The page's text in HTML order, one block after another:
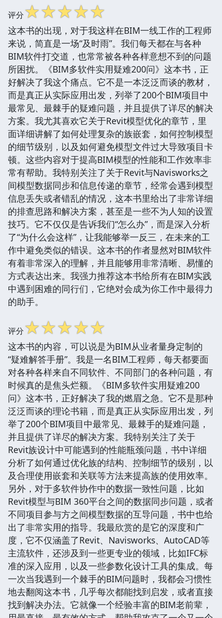
评分☆☆☆☆☆
这本书的出现，对于我这样在BIM一线工作的工程师
来说，简直是一场“及时雨”。我们每天都在与各种
BIM软件打交道，也常常被各种各样意想不到的问题
所困扰。《BIM多软件实用疑难200问》这本书，正
好解决了我这个痛点。它不是一本泛泛而谈的教材，
而是真正从实际应用出发，列举了200个BIM项目中
最常见、最棘手的疑难问题，并且提供了详尽的解决
方案。我尤其喜欢它关于Revit模型优化的章节，里
面详细讲解了如何处理复杂的族嵌套，如何控制模型
的细节级别，以及如何避免模型文件过大导致项目卡
顿。这些内容对于提高BIM模型的性能和工作效率非
常有帮助。我特别关注了关于Revit与Navisworks之
间模型数据同步和信息传递的章节，经常会遇到模型
信息丢失或者错乱的情况，这本书里给出了非常详细
的排查思路和解决方案，甚至是一些不为人知的设置
技巧。它不仅仅是告诉我们“怎么办”，而是深入分析
了“为什么会这样”，让我能够举一反三，在未来的工
作中避免类似的错误。这本书的作者显然对BIM软件
有着非常深入的理解，并且能够用非常清晰、易懂的
方式表达出来。我强力推荐这本书给所有在BIM实践
中遇到困难的同行们，它绝对会成为你工作中最得力
的助手。
评分☆☆☆☆☆
这本书的内容，可以说是为BIM从业者量身定制的
“疑难解答手册”。我是一名BIM工程师，每天都要面
对各种各样来自不同软件、不同部门的各种问题，有
时候真的是焦头烂额。《BIM多软件实用疑难200
问》这本书，正好解决了我的燃眉之急。它不是那种
泛泛而谈的理论书籍，而是真正从实际应用出发，列
举了200个BIM项目中最常见、最棘手的疑难问题，
并且提供了详尽的解决方案。我特别关注了关于
Revit族设计中可能遇到的性能瓶颈问题，书中详细
分析了如何通过优化族的结构、控制细节的级别，以
及合理使用嵌套和关联等方法来提高族的使用效率。
另外，对于多软件协作中的数据一致性问题，比如
Revit模型与BIM 360平台之间的数据同步问题，或者
不同项目参与方之间模型数据的互导问题，书中也给
出了非常实用的指导。我最欣赏的是它的深度和广
度，它不仅涵盖了Revit、Navisworks、AutoCAD等
主流软件，还涉及到一些更专业的领域，比如IFC标
准的深入应用，以及一些参数化设计工具的集成。每
一次当我遇到一个棘手的BIM问题时，我都会习惯性
地去翻阅这本书，几乎每次都能找到启发，或者直接
找到解决办法。它就像一个经验丰富的BIM老前辈，